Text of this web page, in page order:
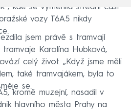
kde se vyměnila střední část
vozy T6A5 nikdy
jsem právě s tramvají
tramvaje Karolína Hubková,
celý život. „Když jsme měli
také tramvajákem, byla to
se.
kromě muzejní, nasadil v
hlavního města Prahy na